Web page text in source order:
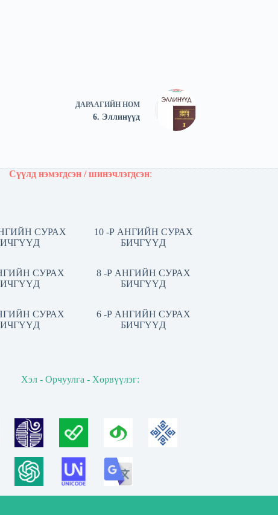
ДАРААГИЙН НОМ
6. Эллинүүд
Сүүлд нэмэгдсэн / шинэчлэгдсэн:
СУРАХ
10 -Р АНГИЙН СУРАХ
БИЧГҮҮД
СУРАХ
8 -Р АНГИЙН СУРАХ
БИЧГҮҮД
СУРАХ
6 -Р АНГИЙН СУРАХ
БИЧГҮҮД
Хэл - Орчуулга - Хөрвүүлэг: